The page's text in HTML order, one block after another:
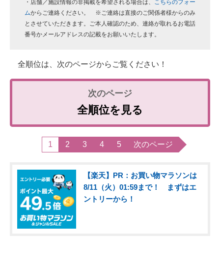
・店舗／施設情報の非掲載を希望される場合は、 こちらのフォー
ムからご連絡ください。 ※ご連絡は直接のご関係者様からのみ
とさせていただきます。ご本人確認のため、連絡が取れるお電話
番号かメールアドレスの記載をお願いいたします。
全順位は、次のページからご覧ください！
全順位を見る
1 2 3 4 5 次のページ
【楽天】PR：お買い物マラソンは
8/11（火）01:59まで！ まずはエ
ントリーから！